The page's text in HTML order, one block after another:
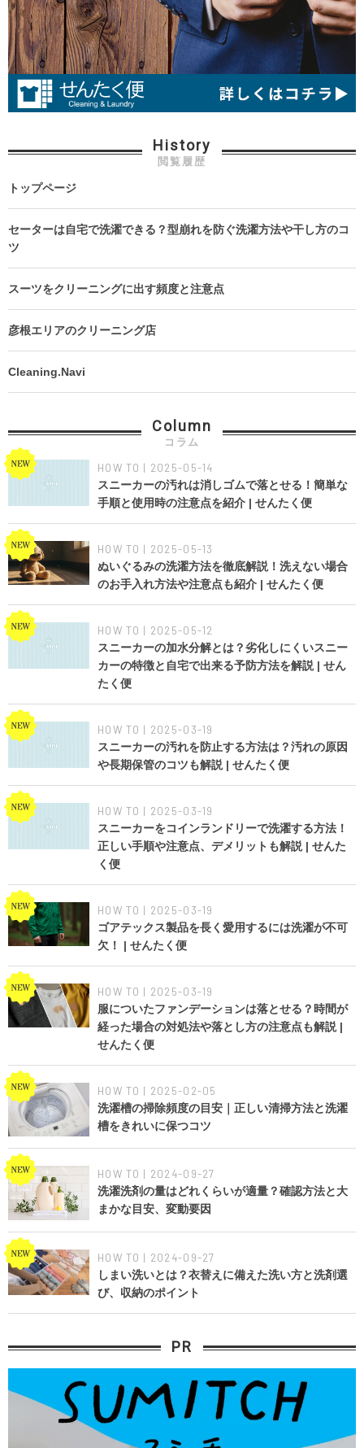
History
閲覧履歴
トップページ
セーターは自宅で洗濯できる？型崩れを防ぐ洗濯方法や干し方のコ
ツ
スーツをクリーニングに出す頻度と注意点
彦根エリアのクリーニング店
Cleaning.Navi
Column
コラム
HOW TO | 2025-05-14
スニーカーの汚れは消しゴムで落とせる！簡単な
手順と使用時の注意点を紹介 | せんたく便
HOW TO | 2025-05-13
ぬいぐるみの洗濯方法を徹底解説！洗えない場合
のお手入れ方法や注意点も紹介 | せんたく便
HOW TO | 2025-05-12
スニーカーの加水分解とは？劣化しにくいスニー
カーの特徴と自宅で出来る予防方法を解説 | せん
たく便
HOW TO | 2025-03-19
スニーカーの汚れを防止する方法は？汚れの原因
や長期保管のコツも解説 | せんたく便
HOW TO | 2025-03-19
スニーカーをコインランドリーで洗濯する方法！
正しい手順や注意点、デメリットも解説 | せんた
く便
HOW TO | 2025-03-19
ゴアテックス製品を長く愛用するには洗濯が不可
欠！ | せんたく便
HOW TO | 2025-03-19
服についたファンデーションは落とせる？時間が
経った場合の対処法や落とし方の注意点も解説 |
せんたく便
HOW TO | 2025-02-05
洗濯槽の掃除頻度の目安｜正しい清掃方法と洗濯
槽をきれいに保つコツ
HOW TO | 2024-09-27
洗濯洗剤の量はどれくらいが適量？確認方法と大
まかな目安、変動要因
HOW TO | 2024-09-27
しまい洗いとは？衣替えに備えた洗い方と洗剤選
び、収納のポイント
PR